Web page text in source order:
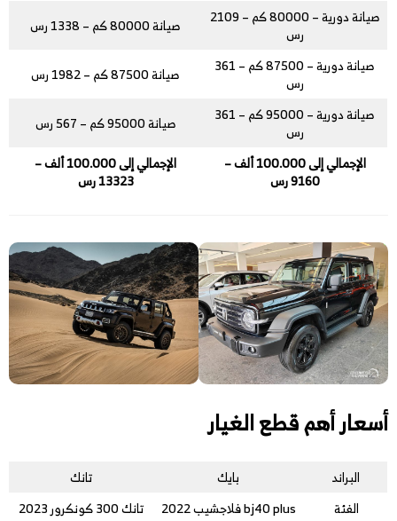
صيانة دورية – 80000 كم – 2109
رس
صيانة 80000 كم – 1338 رس
صيانة دورية – 87500 كم – 361
رس
صيانة 87500 كم – 1982 رس
صيانة دورية – 95000 كم – 361
رس
صيانة 95000 كم – 567 رس
الإجمالي إلى 100.000 ألف –
9160 رس
الإجمالي إلى 100.000 ألف –
13323 رس
أسعار أهم قطع الغيار
البراند بايك
تانك
الفئة
bj40 plus فلاجشيب 2022
تانك 300 كونكرور 2023